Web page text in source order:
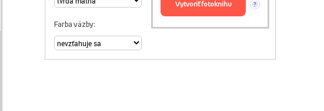
Farba väzby:
vytvoriť fotoknihu ?